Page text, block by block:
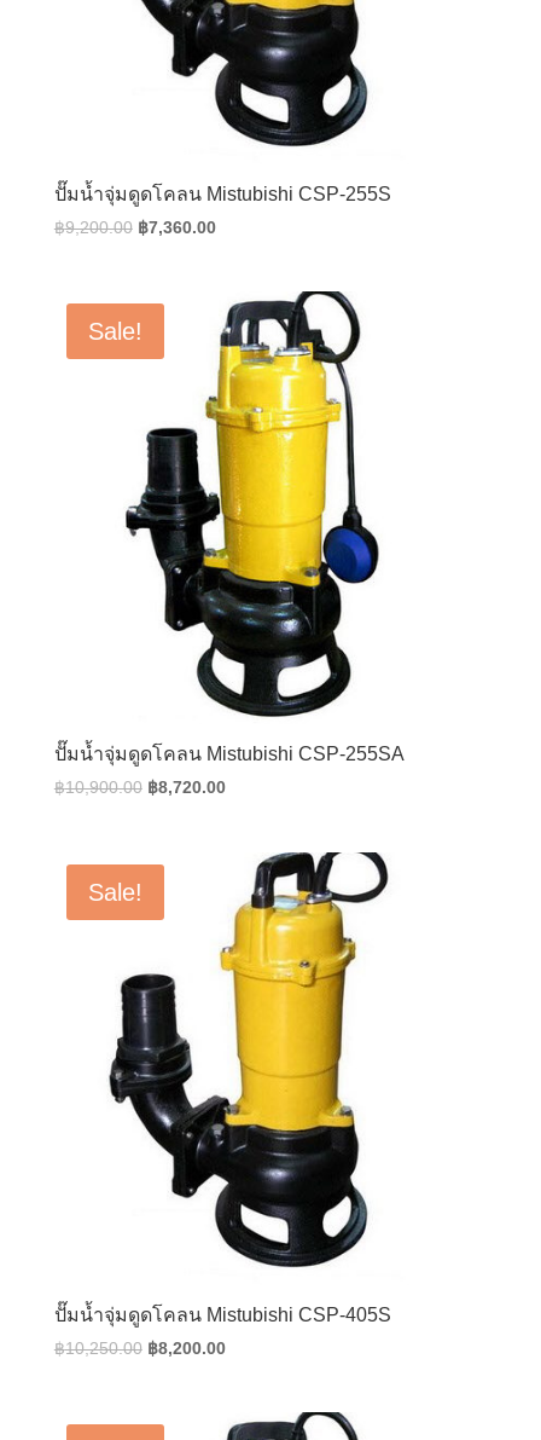
ปั๊มน้ำจุ่มดูดโคลน Mistubishi CSP-255S
฿9,200.00 Original
฿9,200.00.
฿7,360.00Current
฿7,360.00.
Sale!
ปั๊มน้ำจุ่มดูดโคลน Mistubishi CSP-255SA
฿10,900.00 Original
฿10,900.00.
฿8,720.00Current
฿8,720.00.
Sale!
ปั๊มน้ำจุ่มดูดโคลน Mistubishi CSP-405S
฿10,250.00 Original
฿10,250.00.
฿8,200.00Current
฿8,200.00.